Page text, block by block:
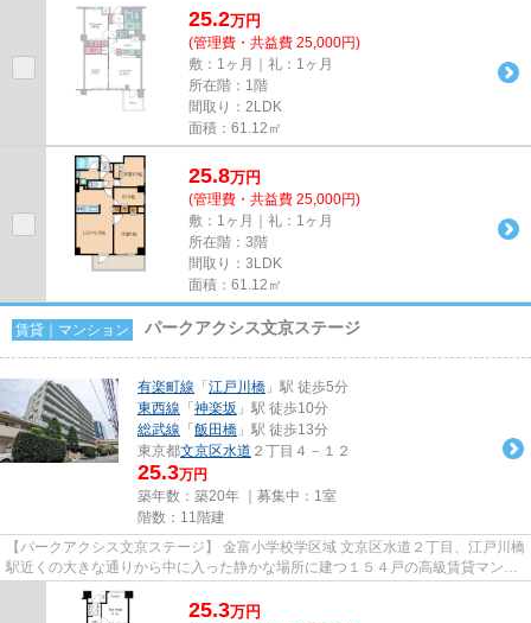
25.2万円
(管理費・共益費 25,000円)
敷：1ヶ月｜礼：1ヶ月
所在階：1階
間取り：2LDK
面積：61.12㎡
25.8万円
(管理費・共益費 25,000円)
敷：1ヶ月｜礼：1ヶ月
所在階：3階
間取り：3LDK
面積：61.12㎡
賃貸｜マンション パークアクシス文京ステージ
有楽町線 「 江戸川橋 」駅 徒歩5分
東西線 「 神楽坂 」駅 徒歩10分
総武線 「 飯田橋 」駅 徒歩13分
東京都文京区水道 ２丁目４－１２
25.3万円
築年数：築20年 ｜募集中： 1室
階数：11階建
【パークアクシス文京ステージ】 金富小学校学区域 文京区水道２丁目、江戸川橋
駅近くの大きな通りから中に入った静かな場所に建つ１５４戸の高級賃貸マンシ
ョン。 ＴＶモニター付きオ...
25.3万円